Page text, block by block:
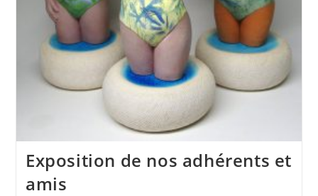
Exposition de nos adhérents et
amis